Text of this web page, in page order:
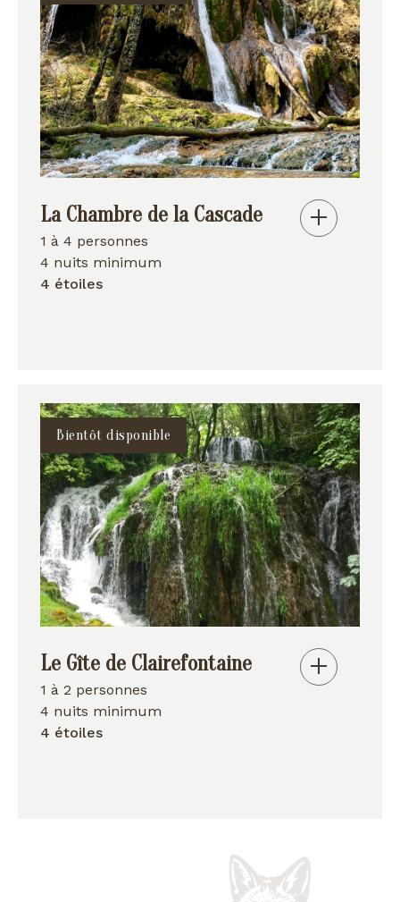
La Chambre de la Cascade
1 à 4 personnes
4 nuits minimum
4 étoiles
Bientôt disponible
Le Gîte de Clairefontaine
1 à 2 personnes
4 nuits minimum
4 étoiles